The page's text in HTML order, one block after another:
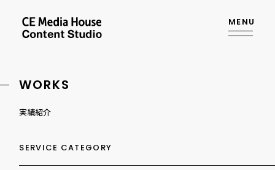
MENU
WORKS
実績紹介
SERVICE CATEGORY